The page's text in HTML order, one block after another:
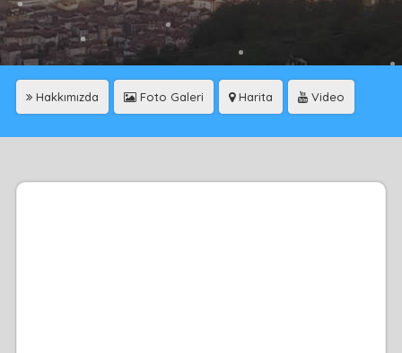
Hakkımızda Foto Galeri Harita Video